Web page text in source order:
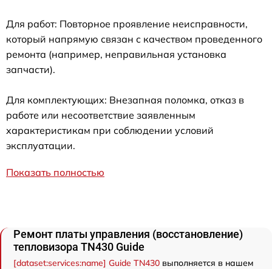
Для работ: Повторное проявление неисправности,
который напрямую связан с качеством проведенного
ремонта (например, неправильная установка
запчасти).
Для комплектующих: Внезапная поломка, отказ в
работе или несоответствие заявленным
характеристикам при соблюдении условий
эксплуатации.
Показать полностью
Ремонт платы управления (восстановление)
тепловизора TN430 Guide
[dataset:services:name] Guide TN430 выполняется в нашем